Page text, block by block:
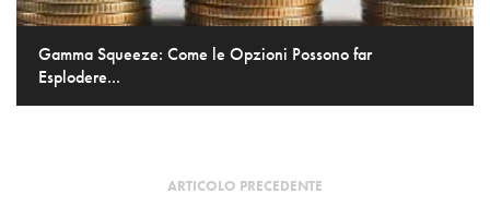
Gamma Squeeze: Come le Opzioni Possono far
Esplodere...
ARTICOLO PRECEDENTE